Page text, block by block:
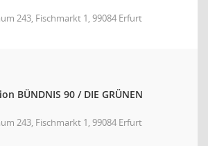
243, Fischmarkt 1, 99084 Erfurt
BÜNDNIS 90 / DIE GRÜNEN
243, Fischmarkt 1, 99084 Erfurt